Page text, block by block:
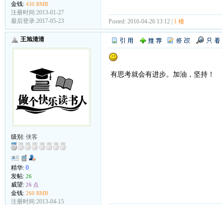
金钱: 430 RMB
注册时间:2013-01-27
最后登录:2017-05-23
Posted: 2016-04-26 13:12 | 1 楼
王旭清清
级别: 侠客
精华: 0
发帖: 26
威望: 26 点
金钱: 260 RMB
注册时间:2013-04-15
有思考就会有进步。加油，坚持！